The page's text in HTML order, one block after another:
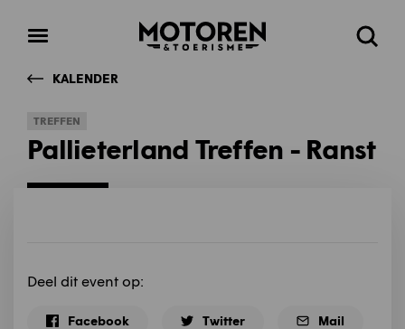
Open
Homepage Zoeken
KALENDER
TREFFEN
Pallieterland Treffen - Ranst
Deel dit event op:
Facebook Twitter Mail